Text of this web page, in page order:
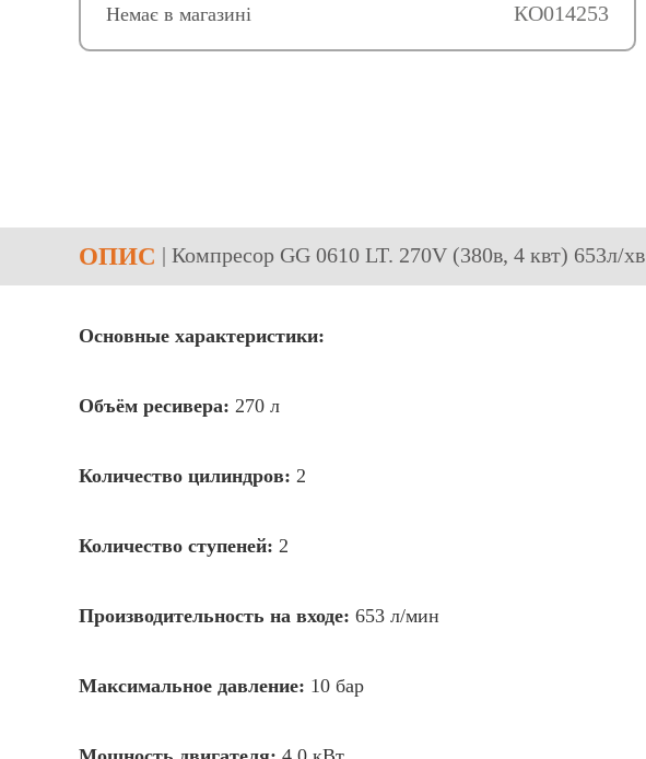
КО014253
Немає в магазині
ОПИС | Компресор GG 0610 LT. 270V (380в, 4 квт) 653л/хв
Основные характеристики:
Объём ресивера: 270 л
Количество цилиндров: 2
Количество ступеней: 2
Производительность на входе: 653 л/мин
Максимальное давление: 10 бар